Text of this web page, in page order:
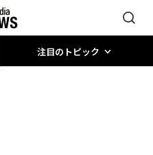
注目のトピック